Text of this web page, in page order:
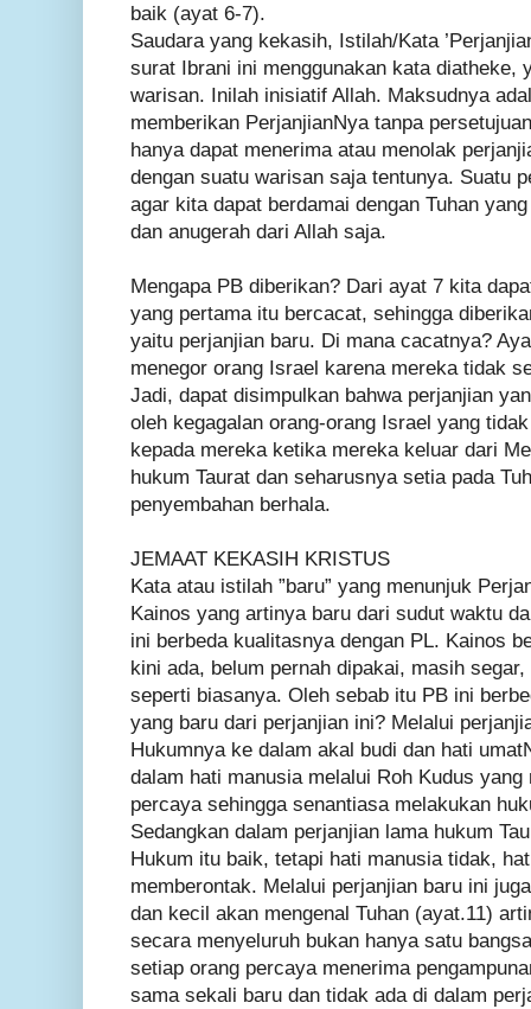
baik (ayat 6-7).
Saudara yang kekasih, Istilah/Kata
surat Ibrani ini menggunakan kata diatheke,
warisan. Inilah inisiatif Allah. Maksudnya
memberikan PerjanjianNya tanpa
hanya dapat menerima atau menolak
dengan suatu warisan saja tentunya. Suatu
agar kita dapat berdamai dengan Tuhan
dan anugerah dari Allah saja.
Mengapa PB diberikan? Dari ayat 7 kita
yang pertama itu bercacat, sehingga
yaitu perjanjian baru. Di mana cacatnya?
menegor orang Israel karena mereka tidak
Jadi, dapat disimpulkan bahwa perjanjian
oleh kegagalan orang-orang Israel yang
kepada mereka ketika mereka keluar dari
hukum Taurat dan seharusnya setia pada
penyembahan berhala.
JEMAAT KEKASIH KRISTUS
Kata atau istilah ”baru” yang menunjuk
Kainos yang artinya baru dari sudut waktu
ini berbeda kualitasnya dengan PL. Kainos
kini ada, belum pernah dipakai, masih
seperti biasanya. Oleh sebab itu PB ini
yang baru dari perjanjian ini? Melalui
Hukumnya ke dalam akal budi dan hati
dalam hati manusia melalui Roh Kudus
percaya sehingga senantiasa melakukan
Sedangkan dalam perjanjian lama hukum
Hukum itu baik, tetapi hati manusia tidak,
memberontak. Melalui perjanjian baru ini
dan kecil akan mengenal Tuhan (ayat.11)
secara menyeluruh bukan hanya satu
setiap orang percaya menerima
sama sekali baru dan tidak ada di dalam